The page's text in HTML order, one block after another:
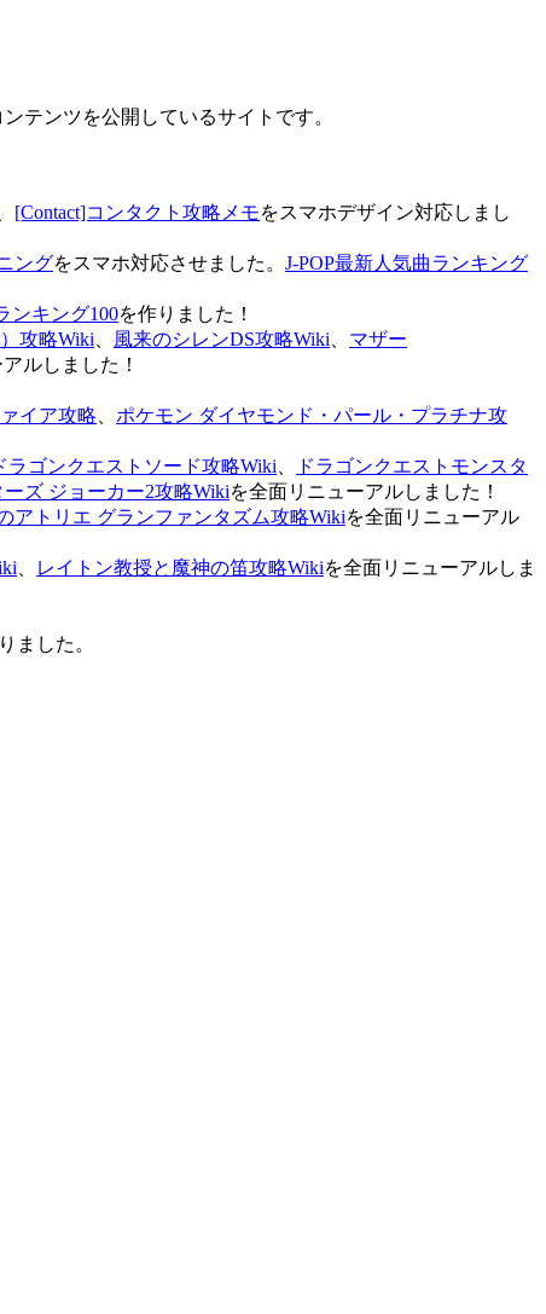
テンツを公開しているサイトです。
[Contact]コンタクト攻略メモをスマホデザイン対応しまし
ングをスマホ対応させました。 J-POP最新人気曲ランキング
ンキング100を作りました！
攻略Wiki 風来のシレンDS攻略Wiki
マザー
ルしました！
イア攻略
ポケモン ダイヤモンド・パール・プラチナ攻
ラゴンクエストソード攻略Wiki
ドラゴンクエストモンスタ
ズ ジョーカー2攻略Wikiを全面リニューアルしました！
アトリエ グランファンタズム攻略Wikiを全面リニューアル
レイトン教授と魔神の笛攻略Wikiを全面リニューアルしま
ました。